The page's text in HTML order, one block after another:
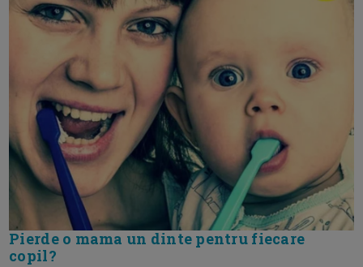
Pierde o mama un dinte pentru fiecare
copil?